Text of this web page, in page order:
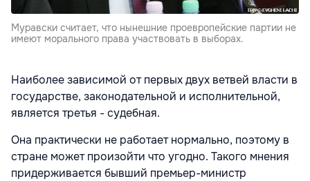
Муравски считает, что нынешние проевропейские партии не
имеют морального права участвовать в выборах.
Наиболее зависимой от первых двух ветвей власти в
государстве, законодательной и исполнительной,
является третья - судебная.
Она практически не работает нормально, поэтому в
стране может произойти что угодно. Такого мнения
придерживается бывший премьер-министр